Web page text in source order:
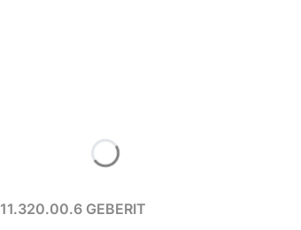
Stelaż Duofix do WC, Sigma 12 cm, H112. 111.320.00.5 / 111.320.00.6 GEBERIT